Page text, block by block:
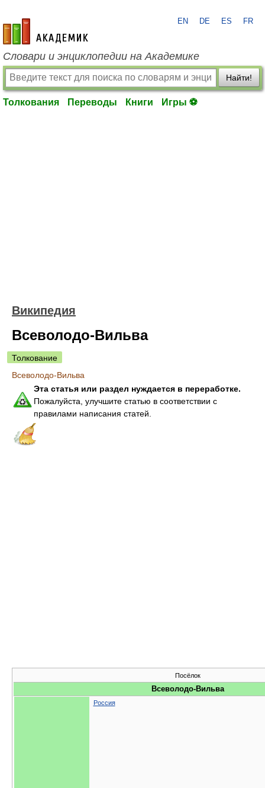
academic.ru
EN DE ES FR
Словари и энциклопедии на Академике
Найти!
Толкования Переводы Книги Игры ⚽
Википедия
Всеволодо-Вильва
Толкование
Всеволодо-Вильва
Эта статья или раздел нуждается в переработке.
Пожалуйста, улучшите статью в соответствии с
правилами написания статей.
Посёлок
Всеволодо-Вильва
Россия